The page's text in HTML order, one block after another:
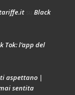
Black
Tok: l’app del
aspettano |
sentita